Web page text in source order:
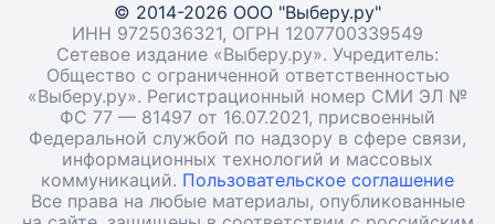
© 2014-2026 ООО "Выберу.ру"
ИНН 9725036321, ОГРН 1207700339549
Сетевое издание «Выберу.ру». Учредитель:
Общество с ограниченной ответственностью
«Выберу.ру». Регистрационный номер СМИ ЭЛ №
ФС 77 — 81497 от 16.07.2021, присвоенный
Федеральной службой по надзору в сфере связи,
информационных технологий и массовых
коммуникаций. Пользовательское соглашение
Все права на любые материалы, опубликованные